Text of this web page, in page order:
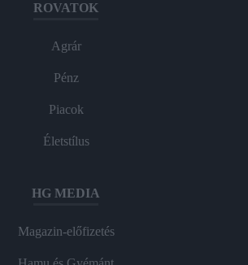
ROVATOK
Agrár
Pénz
Piacok
Életstílus
HG MEDIA
Magazin-előfizetés